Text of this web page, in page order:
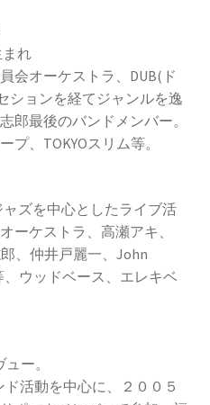
れ
会オーケストラ、DUB(ド
ションを経てジャンルを逸
郎最後のバンドメンバー。
、TOKYOスリム等。
ズを中心としたライブ活
ーケストラ、高瀬アキ、
、仲井戸麗一、John
ウッドベース、エレキベ
ー。
活動を中心に、２００５